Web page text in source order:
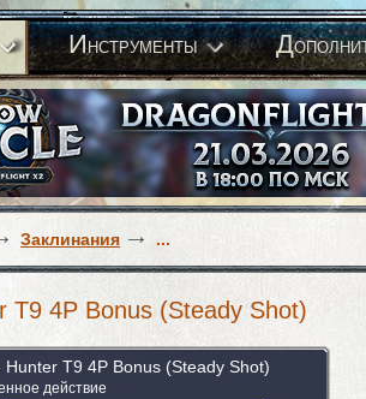
Инструменты Д
Заклинания ...
T9 4P Bonus (Steady Shot)
Hunter T9 4P Bonus (Steady Shot)
действие